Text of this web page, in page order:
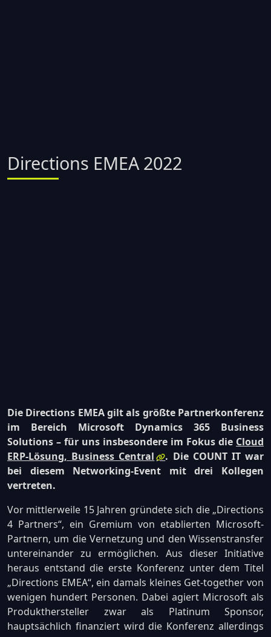
Directions EMEA 2022
Die Directions EMEA gilt als größte Partnerkonferenz
im Bereich Microsoft Dynamics 365 Business
Solutions – für uns insbesondere im Fokus die Cloud
ERP-Lösung, Business Central
. Die COUNT IT war
bei diesem Networking-Event mit drei Kollegen
vertreten.
Vor mittlerweile 15 Jahren gründete sich die „Directions
4 Partners“, ein Gremium von etablierten Microsoft-
Partnern, um die Vernetzung und den Wissenstransfer
untereinander zu ermöglichen. Aus dieser Initiative
heraus entstand die erste Konferenz unter dem Titel
„Directions EMEA“, ein damals kleines Get-together von
wenigen hundert Personen. Dabei agiert Microsoft als
Produkthersteller zwar als Platinum Sponsor,
hauptsächlich finanziert wird die Konferenz allerdings